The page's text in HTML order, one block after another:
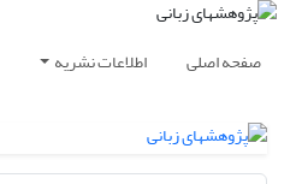
صفحه اصلی اطلاعات نشریه